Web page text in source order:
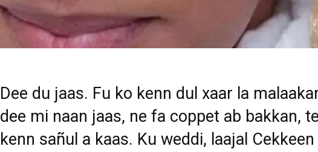
Dee du jaas. Fu ko kenn dul xaar la
dee mi naan jaas, ne fa coppet ab bakkan, te
kenn sañul a kaas. Ku weddi, laajal